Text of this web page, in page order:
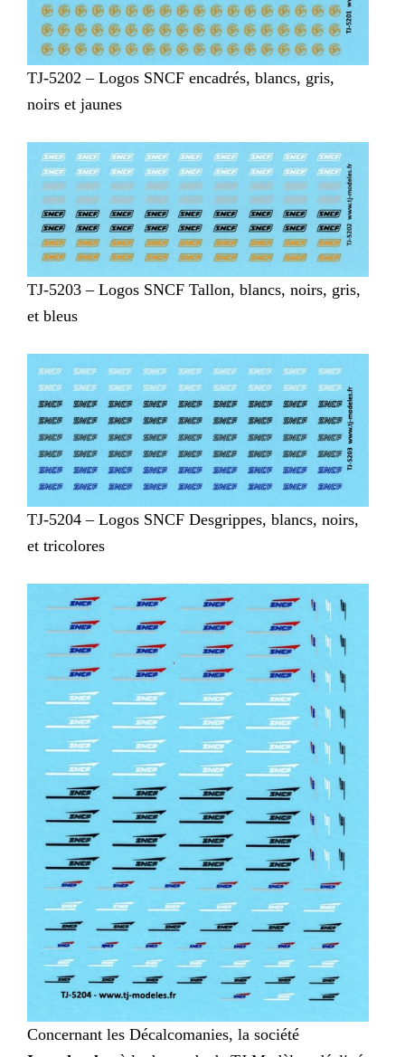
TJ-5202 – Logos SNCF encadrés, blancs, gris,
noirs et jaunes
TJ-5203 – Logos SNCF Tallon, blancs, noirs, gris,
et bleus
TJ-5204 – Logos SNCF Desgrippes, blancs, noirs,
et tricolores
Concernant les Décalcomanies, la société